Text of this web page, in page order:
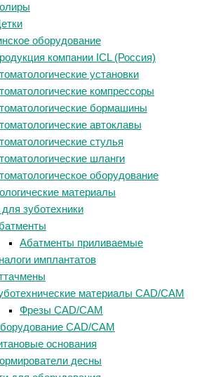
оборудование
компании ICL (Россия)
установки
компрессоры
бормашины
автоклавы
стулья
шланги
оборудование
материалы
зуботехники
Абатменты приливаемые
имплантатов
материалы CAD/CAM
Фрезы CAD/CAM
CAD/CAM
основания
десны